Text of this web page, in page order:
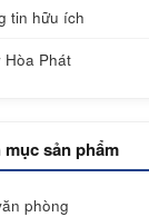
tin hữu ích
Hòa Phát
mục sản phẩm
phòng